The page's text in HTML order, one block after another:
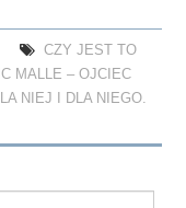
CZY JEST TO
MALLE – OJCIEC
NIEJ I DLA NIEGO.